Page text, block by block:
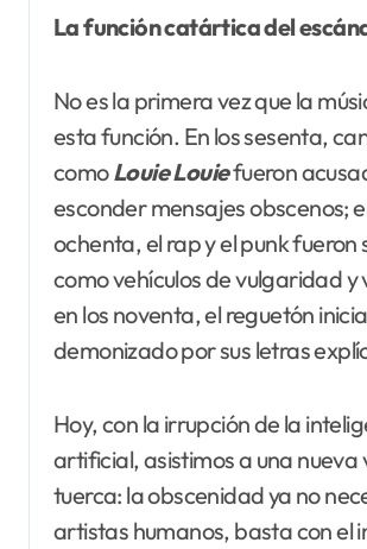
La función catártica del
No es la primera vez que la
esta función. En los sesenta,
comoLouie Louiefueron
esconder mensajes obscenos;
ochenta, el rap y el punk fueron
como vehículos de vulgaridad y
en los noventa, el reguetón
demonizado por sus letras
Hoy, con la irrupción de la
artificial, asistimos a una nueva
tuerca: la obscenidad ya no
artistas humanos, basta con el